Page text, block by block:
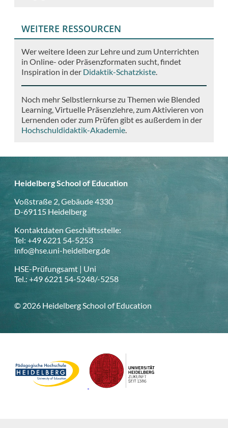
WEITERE RESSOURCEN
Wer weitere Ideen zur Lehre und zum Unterrichten
in Online- oder Präsenzformaten sucht, findet
Inspiration in der Didaktik-Schatzkiste.
Noch mehr Selbstlernkurse zu Themen wie Blended
Learning, Virtuelle Präsenzlehre, zum Aktivieren von
Lernenden oder zum Prüfen gibt es außerdem in der
Hochschuldidaktik-Akademie.
Heidelberg School of Education
Voßstraße 2, Gebäude 4330
D-69115 Heidelberg
Kontaktdaten Geschäftsstelle:
Tel: +49 6221 54-5253
info@hse.uni-heidelberg.de
HSE-Prüfungsamt | Uni
Tel.: +49 6221 54-5248/-5258
© 2026 Heidelberg School of Education